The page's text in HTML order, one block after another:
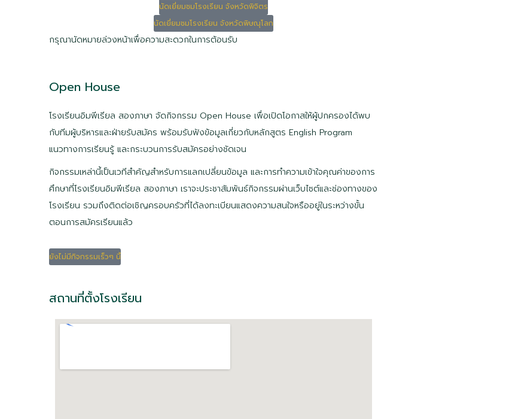
นัดเยี่ยมชมโรงเรียน จังหวัดพิจิตร
นัดเยี่ยมชมโรงเรียน จังหวัดพิษณุโลก
กรุณานัดหมายล่วงหน้าเพื่อความสะดวกในการต้อนรับ
Open House
โรงเรียนอิมพีเรียล สองภาษา จัดกิจกรรม Open House เพื่อเปิดโอกาสให้ผู้ปกครองได้พบ
กับทีมผู้บริหารและฝ่ายรับสมัคร พร้อมรับฟังข้อมูลเกี่ยวกับหลักสูตร English Program
แนวทางการเรียนรู้ และกระบวนการรับสมัครอย่างชัดเจน
กิจกรรมเหล่านี้เป็นเวทีสำคัญสำหรับการแลกเปลี่ยนข้อมูล และการทำความเข้าใจคุณค่าของการ
ศึกษาที่โรงเรียนอิมพีเรียล สองภาษา เราจะประชาสัมพันธ์กิจกรรมผ่านเว็บไซต์และช่องทางของ
โรงเรียน รวมถึงติดต่อเชิญครอบครัวที่ได้ลงทะเบียนแสดงความสนใจหรืออยู่ในระหว่างขั้น
ตอนการสมัครเรียนแล้ว
ยังไม่มีกิจกรรมเร็วๆ นี้
สถานที่ตั้งโรงเรียน